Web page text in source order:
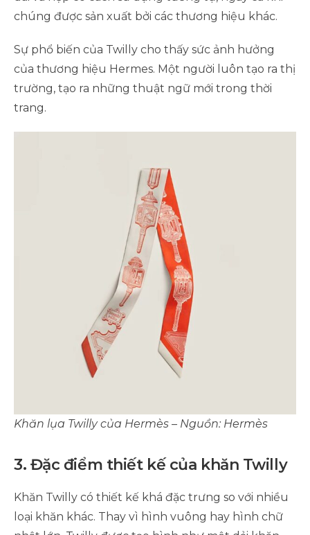
chúng được sản xuất bởi các thương hiệu khác.
Sự phổ biến của Twilly cho thấy sức ảnh hưởng
của thương hiệu Hermes. Một người luôn tạo ra thị
trường, tạo ra những thuật ngữ mới trong thời
trang.
Khăn lụa Twilly của Hermès – Nguồn: Hermès
3. Đặc điểm thiết kế của khăn Twilly
Khăn Twilly có thiết kế khá đặc trưng so với nhiều
loại khăn khác. Thay vì hình vuông hay hình chữ